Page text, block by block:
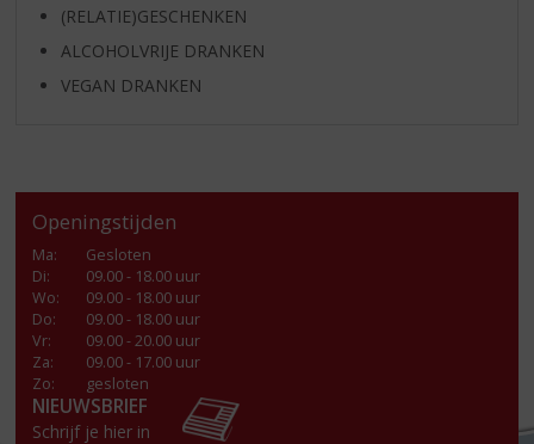
(RELATIE)GESCHENKEN
ALCOHOLVRIJE DRANKEN
VEGAN DRANKEN
Openingstijden
Ma:
Gesloten
Di:
09.00 - 18.00 uur
Wo:
09.00 - 18.00 uur
Do:
09.00 - 18.00 uur
Vr:
09.00 - 20.00 uur
Za:
09.00 - 17.00 uur
Zo:
gesloten
NIEUWSBRIEF
Schrijf je hier in